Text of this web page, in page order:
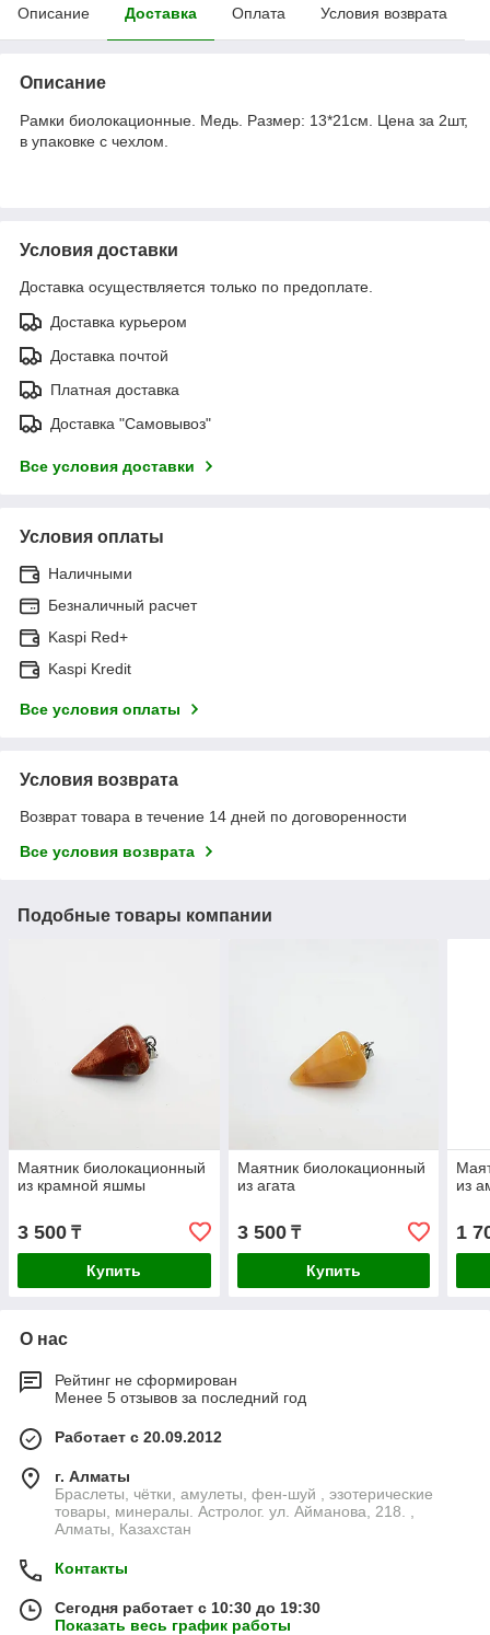
Описание Доставка Оплата Условия возврата
Описание
Рамки биолокационные. Медь. Размер: 13*21см. Цена за 2шт,
в упаковке с чехлом.
Условия доставки
Доставка осуществляется только по предоплате.
Доставка курьером
Доставка почтой
Платная доставка
Доставка "Самовывоз"
Все условия доставки
Условия оплаты
Наличными
Безналичный расчет
Kaspi Red+
Kaspi Kredit
Все условия оплаты
Условия возврата
Возврат товара в течение 14 дней по договоренности
Все условия возврата
Подобные товары компании
Маятник биолокационный
из крамной яшмы
3 500 ₸
Купить
Маятник биолокационный
из агата
3 500₸
Купить
из
1
О нас
Рейтинг не сформирован
Менее 5 отзывов за последний год
Работает с 20.09.2012
г. Алматы
Браслеты, чётки, амулеты, фен-шуй , эзотерические
товары, минералы. Астролог. ул. Айманова, 218. ,
Алматы, Казахстан
Контакты
Сегодня работает с 10:30 до 19:30
Показать весь график работы